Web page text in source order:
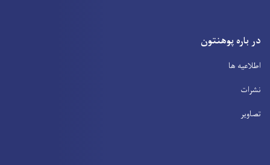
در باره پوهنتون
اطلاعیه ها
نشرات
تصاویر